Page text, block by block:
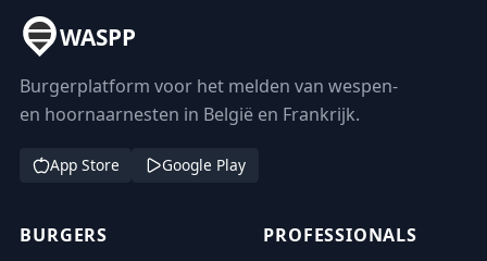
WASPP
Burgerplatform voor het melden van wespen-
en hoornaarnesten in België en Frankrijk.
App Store Google Play
BURGERS
PROFESSIONALS